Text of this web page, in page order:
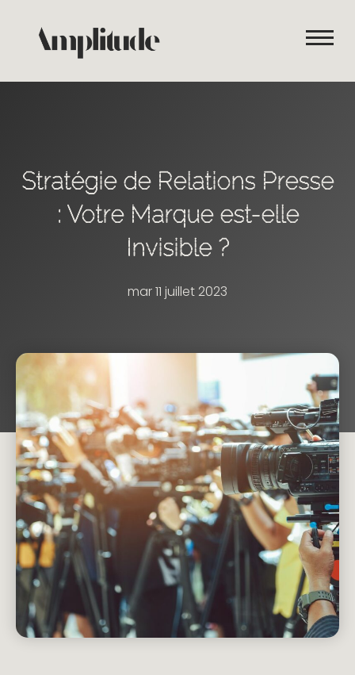
ACCUEIL
NOS SERVICES
BLOG
DEMANDER UN DEVIS
NOUS CONTACTER
Stratégie de Relations Presse
: Votre Marque est-elle
Invisible ?
mar 11 juillet 2023